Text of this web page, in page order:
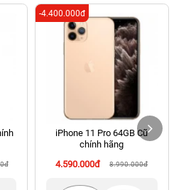
Phú, Hồ Chí Minh (Q.9 TP. Thủ
Đức, Hồ Chí Minh (Bình Thọ, TP. Thủ
An, Hồ Chí Minh (Bình Dương Cũ)
Cu, Vũng Tàu, Hồ Chí Minh (TP. Vũng
Sơn Nhất, Hồ Chí Minh (Tân Bình
iPhone 11 Pro 64GB Cũ
chính hãng
4.590.000đ
8.990.000đ
-4.400.000đ